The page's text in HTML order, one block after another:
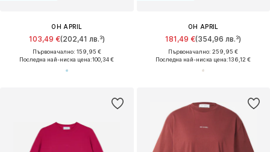
OH APRIL
103,49 €(202,41 лв.³)
Първоначално: 159,95 €
Последна най-ниска цена:100,34 €
OH APRIL
181,49 €(354,96 лв.³)
Първоначално: 259,95 €
Последна най-ниска цена:136,12 €